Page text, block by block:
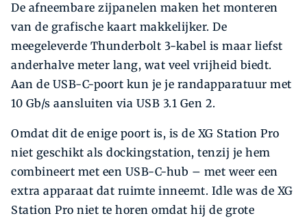
De afneembare zijpanelen maken het monteren
van de grafische kaart makkelijker. De
meegeleverde Thunderbolt 3-kabel is maar liefst
anderhalve meter lang, wat veel vrijheid biedt.
Aan de USB-C-poort kun je je randapparatuur met
10 Gb/s aansluiten via USB 3.1 Gen 2.
Omdat dit de enige poort is, is de XG Station Pro
niet geschikt als dockingstation, tenzij je hem
combineert met een USB-C-hub – met weer een
extra apparaat dat ruimte inneemt. Idle was de XG
Station Pro niet te horen omdat hij de grote